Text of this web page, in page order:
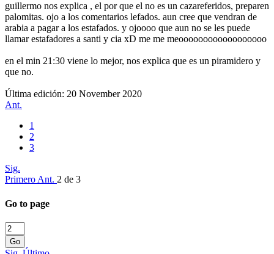
guillermo nos explica , el por que el no es un cazareferidos, preparen
palomitas. ojo a los comentarios lefados. aun cree que vendran de
arabia a pagar a los estafados. y ojoooo que aun no se les puede
llamar estafadores a santi y cia xD me me meoooooooooooooooooo
en el min 21:30 viene lo mejor, nos explica que es un piramidero y
que no.
Última edición: 20 November 2020
Ant.
1
2
3
Sig.
PrimeroAnt. 2 de 3
Go to page
Go